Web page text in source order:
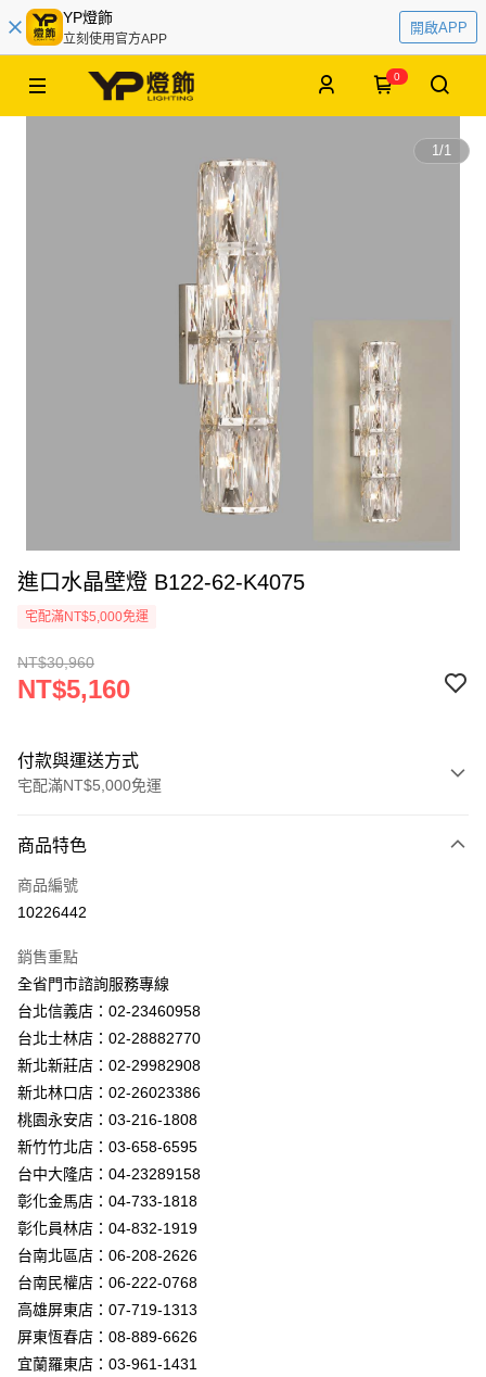
YP燈飾
立刻使用官方APP
開啟APP
0
1/1
進口水晶壁燈 B122-62-K4075
宅配滿NT$5,000免運
NT$30,960
NT$5,160
付款與運送方式
宅配滿NT$5,000免運
信用卡一次付款
LINE Pay
街口支付
悠遊付
Google Pay
全盈+PAY
AFTEE先享後付
相關說明
【關於「AFTEE先享後付」】
AFTEE先享後付是「在收到商品之後才付款」的支付方式。 讓您購物簡單
便利好安心！
１．簡單：不需註冊會員、不需綁卡、不需儲值。
３．安心：先確認商品／服務後，再付款。
【「AFTEE先享後付」結帳流程】
１．於結帳方式選擇「AFTEE先享後付」後，將跳轉至「AFTEE先享後付」
結帳頁面，進行簡訊認證並確認金額後，即可完成結帳。
ATM付款
運送方式
新竹貨運宅配
商品特色
商品編號
10226442
銷售重點
全省門市諮詢服務專線
台北信義店：02-23460958
台北士林店：02-28882770
新北新莊店：02-29982908
新北林口店：02-26023386
桃園永安店：03-216-1808
新竹竹北店：03-658-6595
台中大隆店：04-23289158
彰化金馬店：04-733-1818
彰化員林店：04-832-1919
台南北區店：06-208-2626
台南民權店：06-222-0768
高雄屏東店：07-719-1313
屏東恆春店：08-889-6626
宜蘭羅東店：03-961-1431